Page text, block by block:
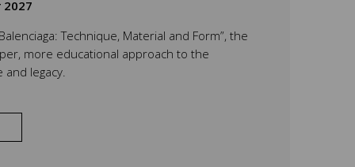
2027
Technique, Material and Form”, the
more educational approach to the
legacy.